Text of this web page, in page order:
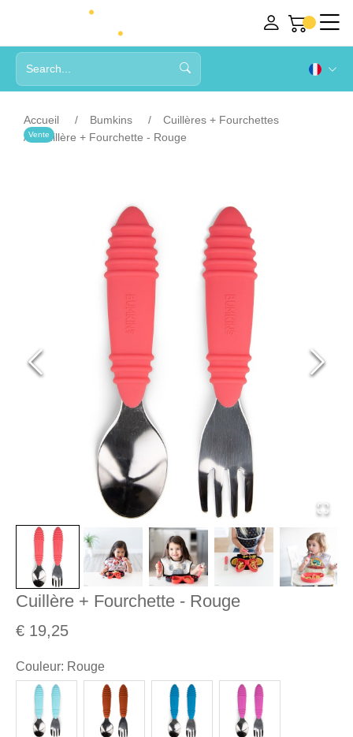
Accueil Bumkins
Cuillères + Fourchettes
Cuillère + Fourchette - Rouge
Cuillère + Fourchette - Rouge
€ 19,25
Vente
Couleur: Rouge